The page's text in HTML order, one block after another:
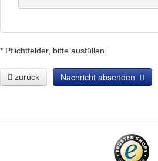
* Pflichtfelder, bitte ausfüllen.
zurück Nachricht absenden